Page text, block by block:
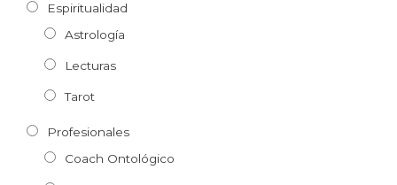
Espiritualidad
Astrología
Lecturas
Tarot
Profesionales
Coach Ontológico